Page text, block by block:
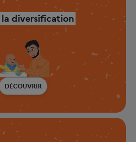
diversification
DÉCOUVRIR